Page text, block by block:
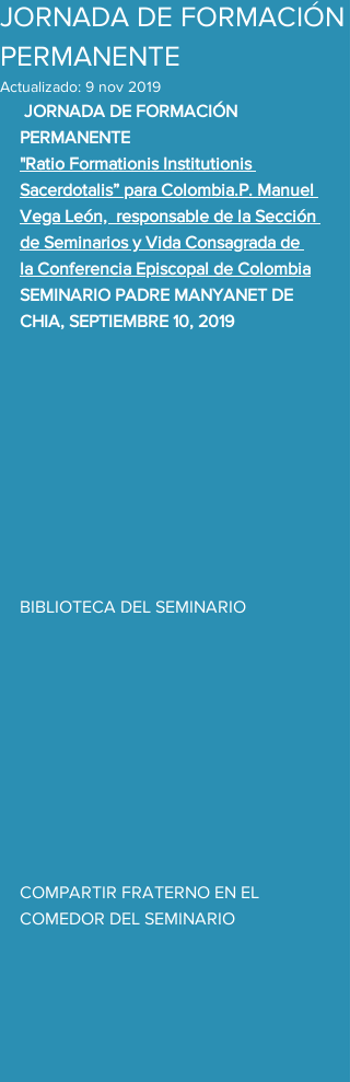
JORNADA DE FORMACIÓN
PERMANENTE
Actualizado: 9 nov 2019
JORNADA DE FORMACIÓN
PERMANENTE
"Ratio Formationis Institutionis
Sacerdotalis” para Colombia.P. Manuel
Vega León,  responsable de la Sección
de Seminarios y Vida Consagrada de
la Conferencia Episcopal de Colombia
SEMINARIO PADRE MANYANET DE
CHIA, SEPTIEMBRE 10, 2019
BIBLIOTECA DEL SEMINARIO
COMPARTIR FRATERNO EN EL
COMEDOR DEL SEMINARIO